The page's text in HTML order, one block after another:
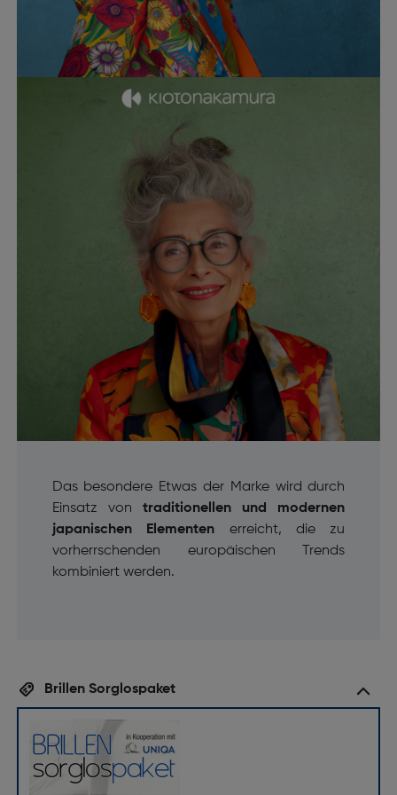
Das besondere Etwas der Marke wird durch
Einsatz von traditionellen und modernen
japanischen Elementen erreicht, die zu
vorherrschenden europäischen Trends
kombiniert werden.
Brillen Sorglospaket